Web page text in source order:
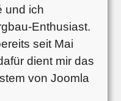
und ich
Enthusiast.
seit Mai
dient mir das
von Joomla